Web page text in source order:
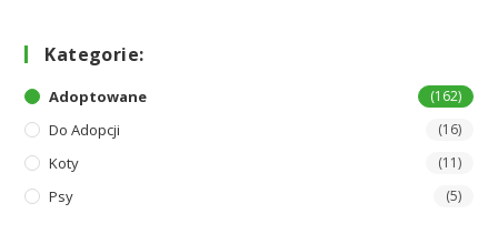
Kategorie:
Adoptowane (162)
Do Adopcji (16)
Koty (11)
Psy (5)